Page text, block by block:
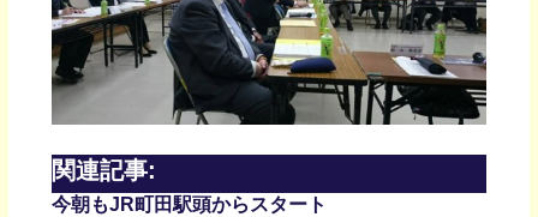
関連記事:
今朝もJR町田駅頭からスタート